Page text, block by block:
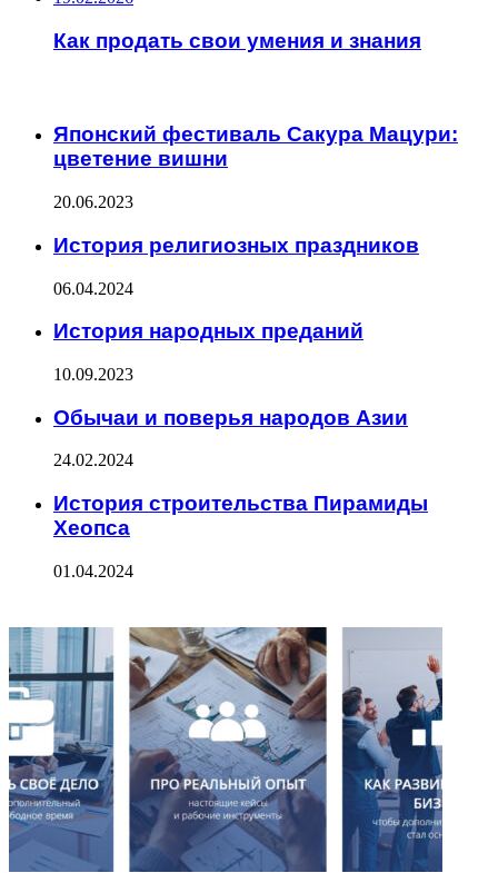
Как продать свои умения и знания
Японский фестиваль Сакура Мацури:
цветение вишни
20.06.2023
История религиозных праздников
06.04.2024
История народных преданий
10.09.2023
Обычаи и поверья народов Азии
24.02.2024
История строительства Пирамиды
Хеопса
01.04.2024